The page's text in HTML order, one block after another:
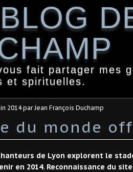
fait partager mes
et spirituelles.
2014par Jean François Duchamp
du monde
de Lyon explorent le
en 2014. Reconnaissance du